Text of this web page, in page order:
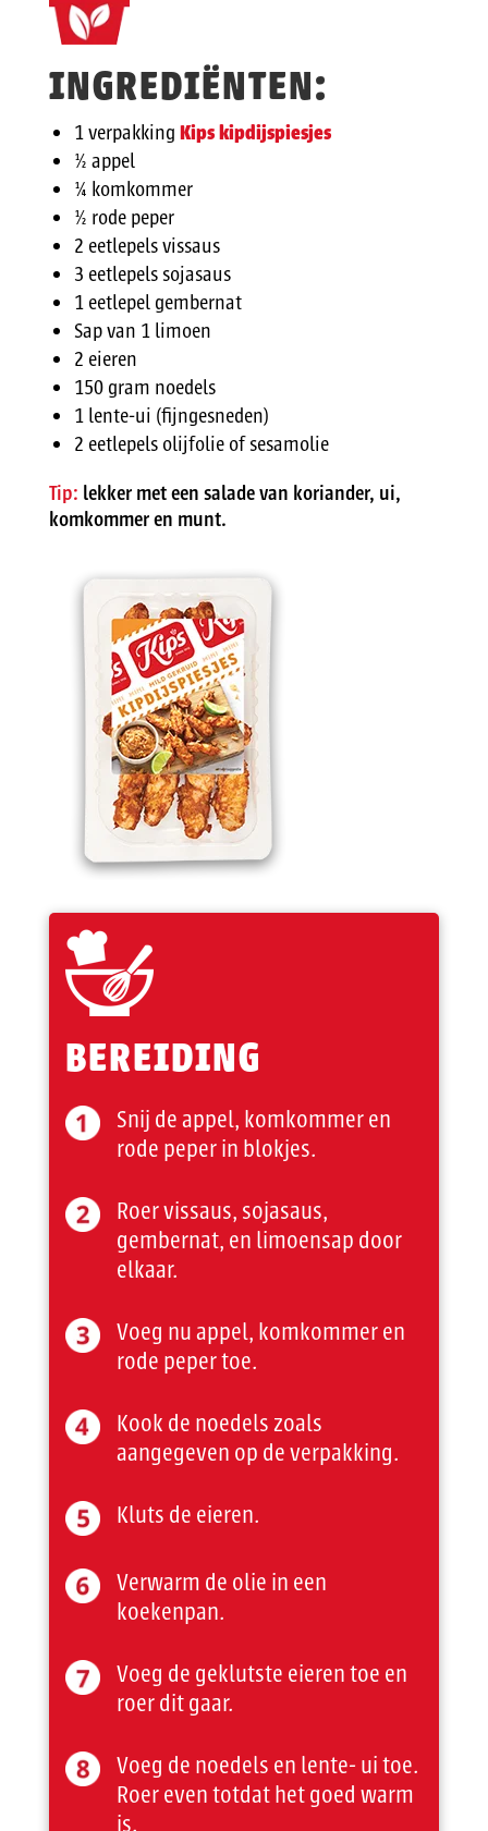
INGREDIËNTEN:
1 verpakking Kips kipdijspiesjes
½ appel
¼ komkommer
½ rode peper
2 eetlepels vissaus
3 eetlepels sojasaus
1 eetlepel gembernat
Sap van 1 limoen
2 eieren
150 gram noedels
1 lente-ui (fijngesneden)
2 eetlepels olijfolie of sesamolie
Tip: lekker met een salade van koriander, ui,
komkommer en munt.
BEREIDING
Snij de appel, komkommer en
rode peper in blokjes.
Roer vissaus, sojasaus,
gembernat, en limoensap door
elkaar.
Voeg nu appel, komkommer en
rode peper toe.
Kook de noedels zoals
aangegeven op de verpakking.
Kluts de eieren.
Verwarm de olie in een
koekenpan.
Voeg de geklutste eieren toe en
roer dit gaar.
Voeg de noedels en lente- ui toe.
Roer even totdat het goed warm
is.